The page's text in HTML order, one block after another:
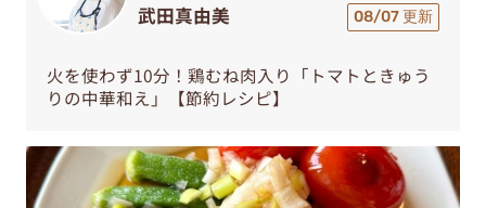
武田真由美 08/07 更新
火を使わず10分！鶏むね肉入り「トマトときゅう
りの中華和え」【節約レシピ】